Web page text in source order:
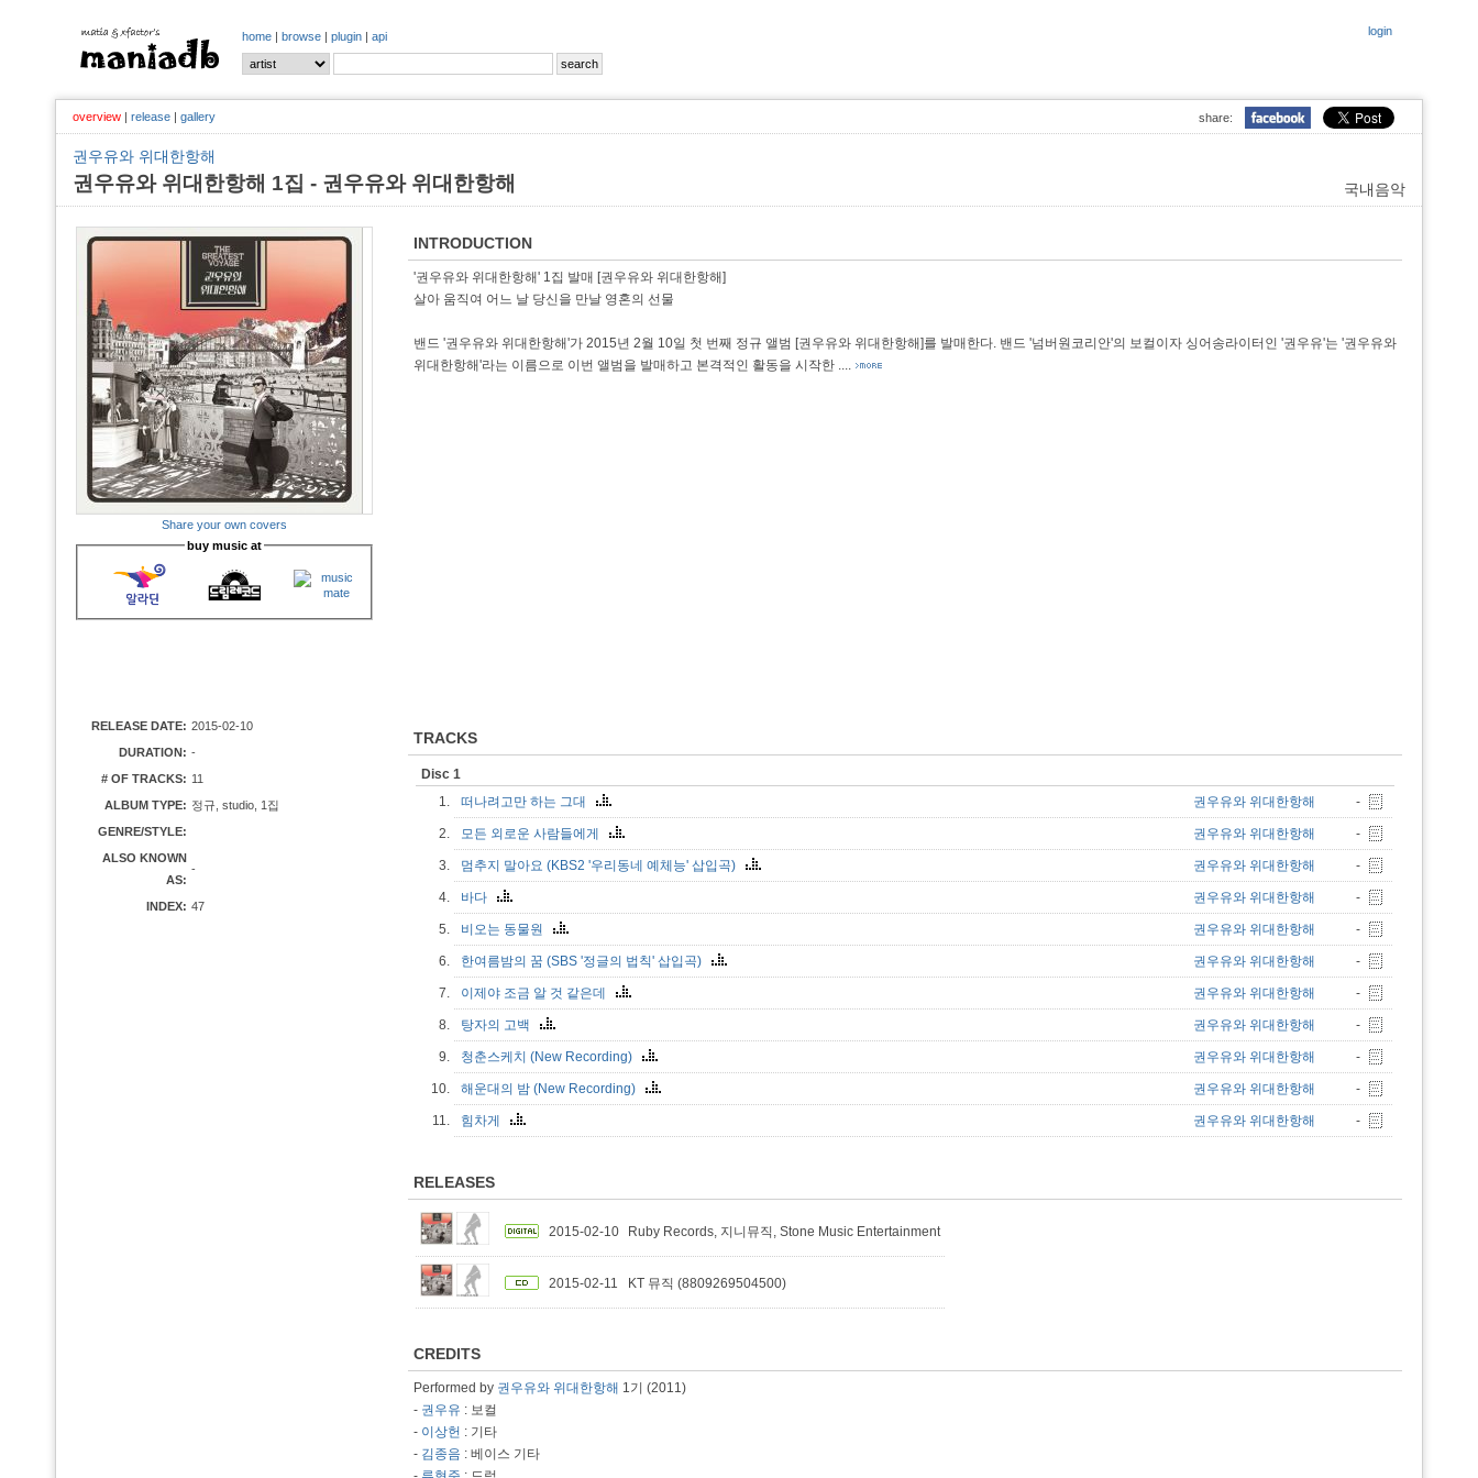
login
home | browse | plugin | api
share:
overview | release | gallery
권우유와 위대한항해
국내음악
권우유와 위대한항해 1집 - 권우유와 위대한항해
Share your own covers
buy music at
RELEASE DATE: 2015-02-10
DURATION: -
# OF TRACKS: 11
ALBUM TYPE: 정규, studio, 1집
GENRE/STYLE:
ALSO KNOWN
AS:
-
INDEX: 47
INTRODUCTION
'권우유와 위대한항해' 1집 발매 [권우유와 위대한항해]
살아 움직여 어느 날 당신을 만날 영혼의 선물
밴드 '권우유와 위대한항해'가 2015년 2월 10일 첫 번째 정규 앨범 [권우유와 위대한항해]를 발매한다. 밴드 '넘버원코리안'의 보컬이자 싱어송라이터인 '권우유'는 '권우유와
위대한항해'라는 이름으로 이번 앨범을 발매하고 본격적인 활동을 시작한 ....
TRACKS
Disc 1
1.
떠나려고만 하는 그대 권우유와 위대한항해 -
2. 모든 외로운 사람들에게 권우유와 위대한항해 -
3. 멈추지 말아요 (KBS2 '우리동네 예체능' 삽입곡) 권우유와 위대한항해 -
4. 바다 권우유와 위대한항해 -
5. 비오는 동물원 권우유와 위대한항해 -
6. 한여름밤의 꿈 (SBS '정글의 법칙' 삽입곡) 권우유와 위대한항해 -
7. 이제야 조금 알 것 같은데 권우유와 위대한항해 -
8. 탕자의 고백 권우유와 위대한항해 -
9. 청춘스케치 (New Recording) 권우유와 위대한항해 -
10. 해운대의 밤 (New Recording) 권우유와 위대한항해 -
11. 힘차게 권우유와 위대한항해 -
RELEASES
2015-02-10 Ruby Records, 지니뮤직, Stone Music Entertainment
2015-02-11 KT 뮤직 (8809269504500)
CREDITS
Performed by 권우유와 위대한항해 1기 (2011)
- 권우유 : 보컬
- 이상헌 : 기타
- 김종음 : 베이스 기타